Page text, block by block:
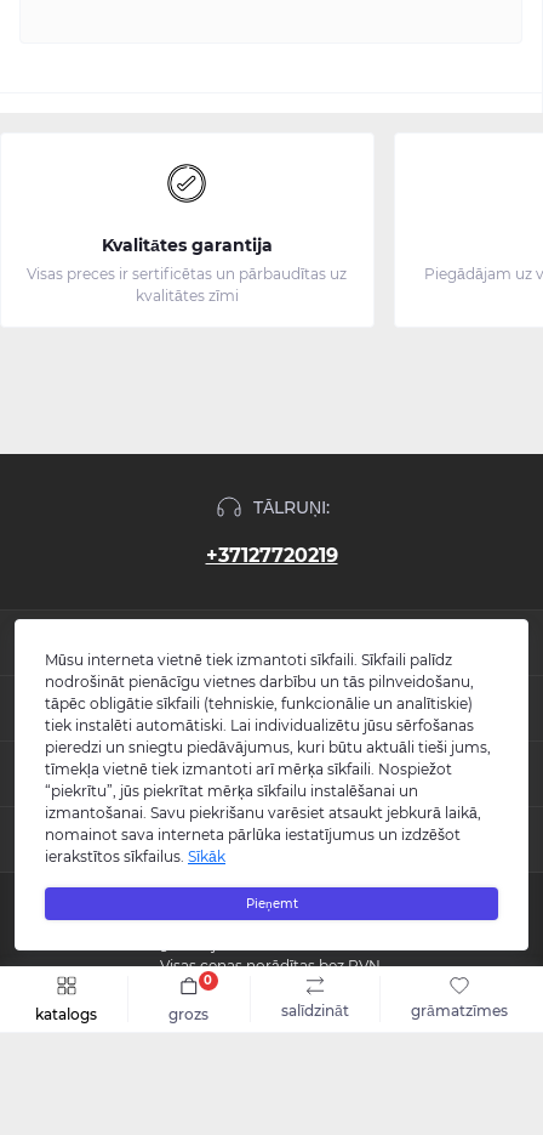
katalogs salīdzināt grāmatzīmes
grozs
0
Kvalitātes garantija
Visas preces ir sertificētas un pārbaudītas uz
kvalitātes zīmi
Piegādājam uz
TĀLRUŅI:
+37127720219
Jaunumi
Atsauksmes
Kontakti
Vietnes karte
Ražotāji
Īpašais piedāvājums
POPULĀRS
Izlietnes
Vannas
Maisītāji
Tualetes podi
KONTAKTI UN ADRESE
info@burlington.eu
P. 09:00 - 17:00
O. 09:00 - 17:00
C. 09:00 - 17:00
S.-Sv. Slēgts
MESENDŽERI
WhatsApp
Messenger
Copyright © 2008 - 2026 SIA "Burlington" - Visas tiesības aizsargātas.
Visas cenas norādītas bez PVN.
Šo vietni izstrādāja «Qloud
Mūsu interneta vietnē tiek izmantoti sīkfaili. Sīkfaili palīdz
nodrošināt pienācīgu vietnes darbību un tās pilnveidošanu,
tāpēc obligātie sīkfaili (tehniskie, funkcionālie un analītiskie)
tiek instalēti automātiski. Lai individualizētu jūsu sērfošanas
pieredzi un sniegtu piedāvājumus, kuri būtu aktuāli tieši jums,
tīmekļa vietnē tiek izmantoti arī mērķa sīkfaili. Nospiežot
“piekrītu”, jūs piekrītat mērķa sīkfailu instalēšanai un
izmantošanai. Savu piekrišanu varēsiet atsaukt jebkurā laikā,
nomainot sava interneta pārlūka iestatījumus un izdzēšot
ierakstītos sīkfailus. Sīkāk
Pieņemt